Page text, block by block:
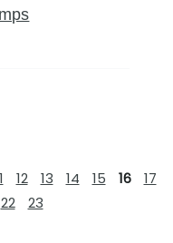
12 13 14 15 16
17
22 23